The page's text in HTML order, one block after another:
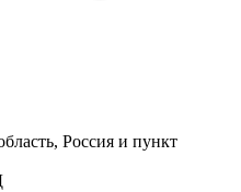
Россия и пункт